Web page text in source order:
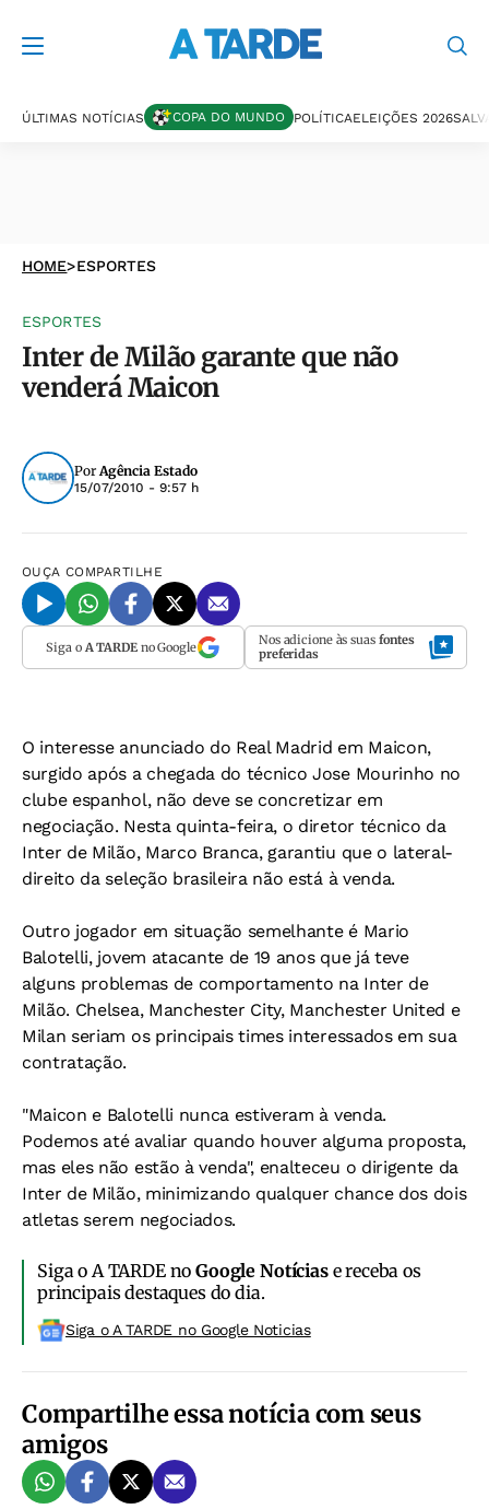
ÚLTIMAS NOTÍCIAS COPA DO MUNDO POLÍTICAELEIÇÕES 2026
HOME>ESPORTES
ESPORTES
Inter de Milão garante que não
venderá Maicon
PorAgência Estado
15/07/2010 - 9:57 h
OUÇA COMPARTILHE
Siga o A TARDEno Google Nos adicione às suas fontes
preferidas
O interesse anunciado do Real Madrid em Maicon,
surgido após a chegada do técnico Jose Mourinho no
clube espanhol, não deve se concretizar em
negociação. Nesta quinta-feira, o diretor técnico da
Inter de Milão, Marco Branca, garantiu que o lateral-
direito da seleção brasileira não está à venda.
Outro jogador em situação semelhante é Mario
Balotelli, jovem atacante de 19 anos que já teve
alguns problemas de comportamento na Inter de
Milão. Chelsea, Manchester City, Manchester United e
Milan seriam os principais times interessados em sua
contratação.
"Maicon e Balotelli nunca estiveram à venda.
Podemos até avaliar quando houver alguma proposta,
mas eles não estão à venda", enalteceu o dirigente da
Inter de Milão, minimizando qualquer chance dos dois
atletas serem negociados.
Siga o A TARDE noGoogle Notíciase receba os
principais destaques do dia.
Siga o A TARDE no Google Noticias
Compartilhe essa notícia com seus
amigos